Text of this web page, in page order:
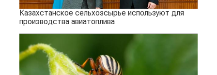
Казахстанское сельхозсырье используют для
производства авиатоплива